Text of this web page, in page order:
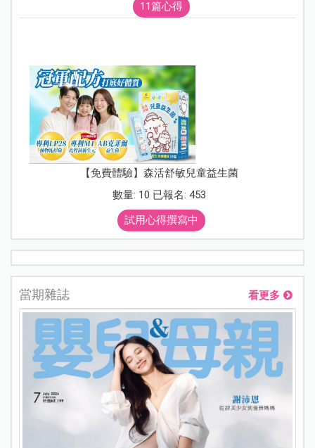
11篇心得
【免費體驗】森活舒敏兒童益生菌
數量: 10 已報名: 453
試用心得撰寫中
當期雜誌 看更多